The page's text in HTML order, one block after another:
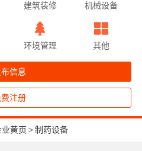
建筑装修 机械设备
环境管理 其他
信息
注册
业黄页 >制药设备